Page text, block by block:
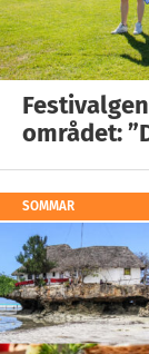
området:
SOMMAR